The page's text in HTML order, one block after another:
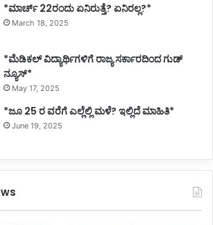
*ಮಾರ್ಚ್ 22ರಂದು ಏನಿರುತ್ತೆ? ಏನಿರಲ್ಲ?*
March 18, 2025
*ಮೆಡಿಕಲ್ ವಿದ್ಯಾರ್ಥಿಗಳಿಗೆ ರಾಜ್ಯ ಸರ್ಕಾರದಿಂದ ಗುಡ್
ನ್ಯೂಸ್*
May 17, 2025
*ಜೂ 25 ರ ವರೆಗೆ ಎಲ್ಲೆಲ್ಲಿ ಮಳೆ? ಇಲ್ಲಿದೆ ಮಾಹಿತಿ*
June 19, 2025